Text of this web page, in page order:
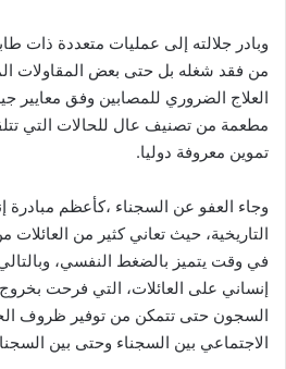
وبادر جلالته إلى عمليات متعددة ذات
من فقد شغله بل حتى بعض المقاولات
العلاج الضروري للمصابين وفق معايير
مطعمة من تصنيف عال للحالات التي
تموين معروفة دوليا.
وجاء العفو عن السجناء ،كأعظم مبادرة
التاريخية، حيث تعاني كثير من العائلات
في وقت يتميز بالضغط النفسي،
إنساني على العائلات، التي فرحت
السجون حتى تتمكن من توفير ظروف
الاجتماعي بين السجناء وحتى بين